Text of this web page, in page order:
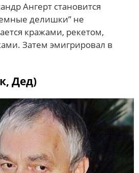
Ангерт становится
делишки” не
кражами, рекетом,
Затем эмигрировал в
Дед)